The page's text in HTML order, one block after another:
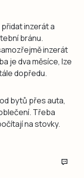
inzerát a
bránu.
inzerát
je dva měsíce, lze
dopředu.
bytů přes auta,
Třeba
na stovky.